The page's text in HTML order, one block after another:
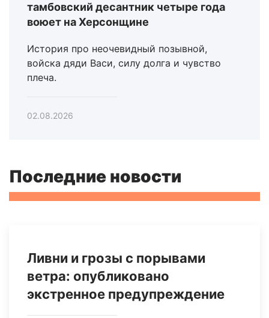
тамбовский десантник четыре года
воюет на Херсонщине
История про неочевидный позывной,
войска дяди Васи, силу долга и чувство
плеча.
02.08.2026
Последние новости
Ливни и грозы с порывами
ветра: опубликовано
экстренное предупреждение